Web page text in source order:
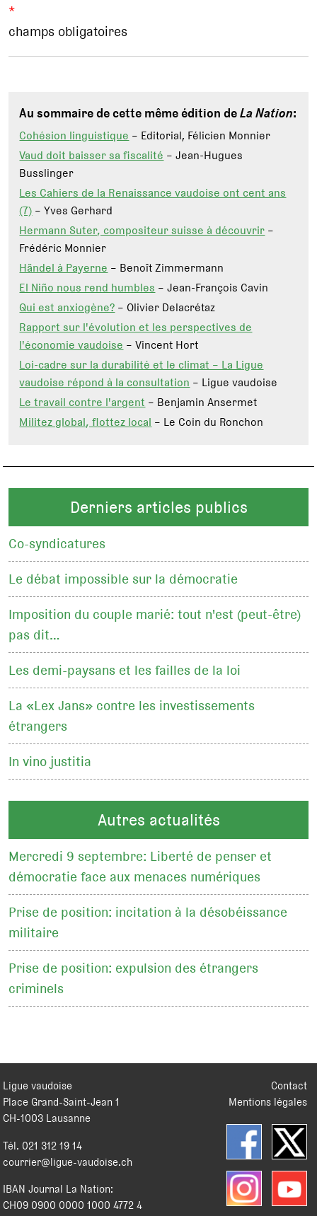
*
champs obligatoires
Au sommaire de cette même édition deLa Nation:
Cohésion linguistique– Editorial, Félicien Monnier
Vaud doit baisser sa fiscalité– Jean-Hugues
Busslinger
Les Cahiers de la Renaissance vaudoise ont cent ans
(7)– Yves Gerhard
Hermann Suter, compositeur suisse à découvrir–
Frédéric Monnier
Händel à Payerne– Benoît Zimmermann
El Niño nous rend humbles– Jean-François Cavin
Qui est anxiogène?– Olivier Delacrétaz
Rapport sur l'évolution et les perspectives de
l'économie vaudoise– Vincent Hort
Loi-cadre sur la durabilité et le climat – La Ligue
vaudoise répond à la consultation– Ligue vaudoise
Le travail contre l'argent– Benjamin Ansermet
Militez global, flottez local– Le Coin du Ronchon
Derniers articles publics
Co-syndicatures
Le débat impossible sur la démocratie
Imposition du couple marié: tout n'est (peut-être)
pas dit…
Les demi-paysans et les failles de la loi
La «Lex Jans» contre les investissements
étrangers
In vino justitia
Autres actualités
Mercredi 9 septembre: Liberté de penser et
démocratie face aux menaces numériques
Prise de position: incitation à la désobéissance
militaire
Prise de position: expulsion des étrangers
criminels
Contact
Mentions légales
Ligue vaudoise
Place Grand-Saint-Jean 1
CH-1003 Lausanne
Tél. 021 312 19 14
courrier@ligue-vaudoise.ch
IBAN Journal La Nation:
CH09 0900 0000 1000 4772 4